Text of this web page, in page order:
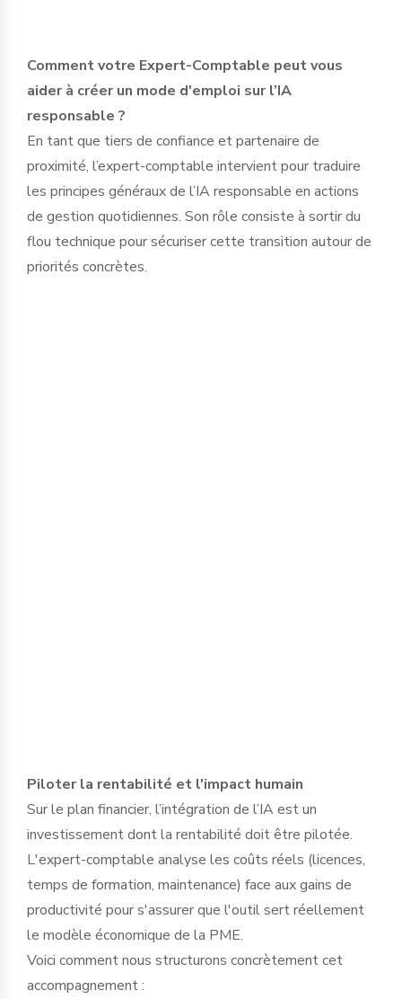
Comment votre Expert-Comptable peut vous
aider à créer un mode d'emploi sur l’IA
responsable ?
En tant que tiers de confiance et partenaire de
proximité, l’expert-comptable intervient pour traduire
les principes généraux de l’IA responsable en actions
de gestion quotidiennes. Son rôle consiste à sortir du
flou technique pour sécuriser cette transition autour de
priorités concrètes.
Piloter la rentabilité et l'impact humain
Sur le plan financier, l’intégration de l’IA est un
investissement dont la rentabilité doit être pilotée.
L'expert-comptable analyse les coûts réels (licences,
temps de formation, maintenance) face aux gains de
productivité pour s'assurer que l'outil sert réellement
le modèle économique de la PME.
Voici comment nous structurons concrètement cet
accompagnement :